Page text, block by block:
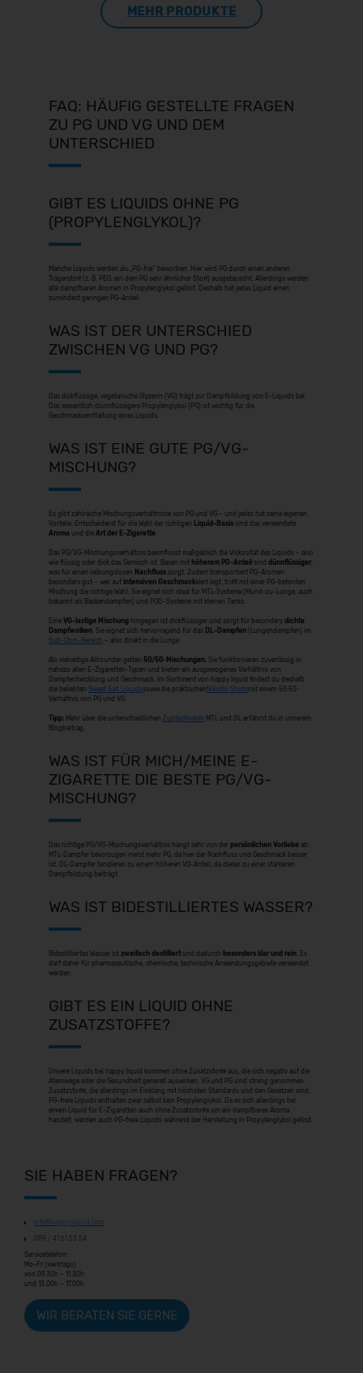
MEHR PRODUKTE
FAQ: HÄUFIG GESTELLTE FRAGEN
ZU PG UND VG UND DEM
UNTERSCHIED
GIBT ES LIQUIDS OHNE PG
(PROPYLENGLYKOL)?
Manche Liquids werden als „PG-frei“ beworben. Hier wird PG durch einen anderen
Trägerstoff (z. B. PEG, ein dem PG sehr ähnlicher Stoff) ausgetauscht. Allerdings werden
alle dampfbaren Aromen in Propylenglykol gelöst. Deshalb hat jedes Liquid einen
zumindest geringen PG-Anteil.
WAS IST DER UNTERSCHIED
ZWISCHEN VG UND PG?
Das dickflüssige, vegetarische Glyzerin (VG) trägt zur Dampfbildung von E-Liquids bei.
Das wesentlich dünnflüssigere Propylenglykol (PG) ist wichtig für die
Geschmacksentfaltung eines Liquids.
WAS IST EINE GUTE PG/VG-
MISCHUNG?
Es gibt zahlreiche Mischungsverhältnisse von PG und VG – und jedes hat seine eigenen
Vorteile. Entscheidend für die Wahl der richtigen Liquid-Basis sind das verwendete
Aroma und die Art der E-Zigarette
Das PG/VG-Mischungsverhältnis beeinflusst maßgeblich die Viskosität des Liquids – also
wie flüssig oder dick das Gemisch ist. Basen mit höherem PG-Anteil sind dünnflüssiger
was für einen reibungslosen Nachfluss sorgt. Zudem transportiert PG-Aromen
besonders gut – wer auf intensiven Geschmack Wert legt, trifft mit einer PG-betonten
Mischung die richtige Wahl. Sie eignet sich ideal für MTL-Systeme (Mund-zu-Lunge, auch
bekannt als Backendampfen) und POD-Systeme mit kleinen Tanks.
Eine VG-lastige Mischung hingegen ist dickflüssiger und sorgt für besonders dichte
Dampfwolken . Sie eignet sich hervorragend für das DL-Dampfen (Lungendampfen) im
Sub-Ohm-Bereich – also direkt in die Lunge.
Als vielseitige Allrounder gelten 50/50-Mischungen. Sie funktionieren zuverlässig in
nahezu allen E-Zigaretten-Typen und bieten ein ausgewogenes Verhältnis von
Dampfentwicklung und Geschmack.
Im Sortiment von happy liquid findest du deshalb
die beliebten Sweet Salt Liquidssowie die praktischen Nikotin Shotsmit einem 50:50-
Verhältnis von PG und VG.
Tipp: Mehr über die unterschiedlichen Zugtechniken MTL und DL erfährst du in unserem
Blogbeitrag.
WAS IST FÜR MICH/MEINE E-
ZIGARETTE DIE BESTE PG/VG-
MISCHUNG?
Das richtige PG/VG-Mischungsverhältnis hängt sehr von der persönlichen Vorliebe ab:
MTL-Dampfer bevorzugen meist mehr PG, da hier der Nachfluss und Geschmack besser
ist. DL-Dampfer tendieren zu einem höheren VG-Anteil, da dieser zu einer stärkeren
Dampfbildung beiträgt.
WAS IST BIDESTILLIERTES WASSER?
Bidestilliertes Wasser ist zweifach destilliertund dadurch besonders klar und rein . Es
darf daher für pharmazeutische, chemische, technische Anwendungsgebiete verwendet
werden.
GIBT ES EIN LIQUID OHNE
ZUSATZSTOFFE?
Unsere Liquids bei happy liquid kommen ohne Zusatzstoffe aus, die sich negativ auf die
Atemwege oder die Gesundheit generell auswirken. VG und PG sind streng genommen
Zusatzstoffe, die allerdings im Einklang mit höchsten Standards und den Gesetzen sind.
PG-freie Liquids enthalten zwar selbst kein Propylenglykol. Da es sich allerdings bei
einem Liquid für E-Zigaretten auch ohne Zusatzstoffe um ein dampfbares Aroma
handelt, werden auch PG-freie Liquids während der Herstellung in Propylenglykol gelöst.
SIE HABEN FRAGEN?
info@happy-liquid.com
089 / 41 61 53 54
Servicetelefon:
Mo-Fr (werktags)
von 09.30h – 11.30h
und 13.00h – 17.00h
WIR BERATEN SIE GERNE